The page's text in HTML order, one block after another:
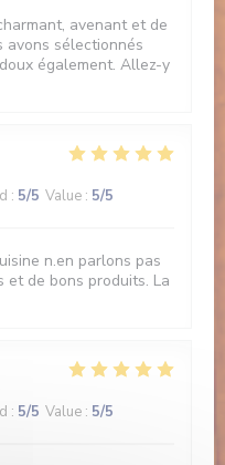
avenant et de
avons sélectionnés
également. Allez-y
: 5/5 Value : 5/5
n.en parlons pas
et de bons produits. La
: 5/5 Value : 5/5